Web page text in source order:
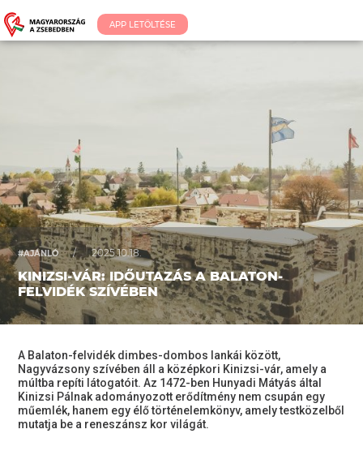
APP LETÖLTÉSE
#AJÁNLÓ / 2025.10.18.
KINIZSI-VÁR: IDŐUTAZÁS A BALATON-
FELVIDÉK SZÍVÉBEN
A Balaton-felvidék dimbes-dombos lankái között,
Nagyvázsony szívében áll a középkori Kinizsi-vár, amely a
múltba repíti látogatóit. Az 1472-ben Hunyadi Mátyás által
Kinizsi Pálnak adományozott erődítmény nem csupán egy
műemlék, hanem egy élő történelemkönyv, amely testközelből
mutatja be a reneszánsz kor világát.